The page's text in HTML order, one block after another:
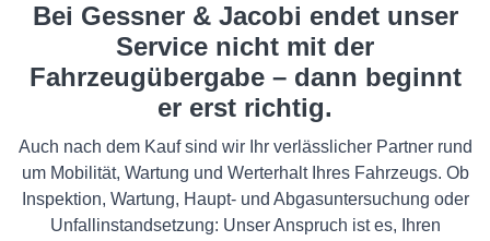
Bei Gessner & Jacobi endet unser
Service nicht mit der
Fahrzeugübergabe – dann beginnt
er erst richtig.
Auch nach dem Kauf sind wir Ihr verlässlicher Partner rund
um Mobilität, Wartung und Werterhalt Ihres Fahrzeugs. Ob
Inspektion, Wartung, Haupt- und Abgasuntersuchung oder
Unfallinstandsetzung: Unser Anspruch ist es, Ihren